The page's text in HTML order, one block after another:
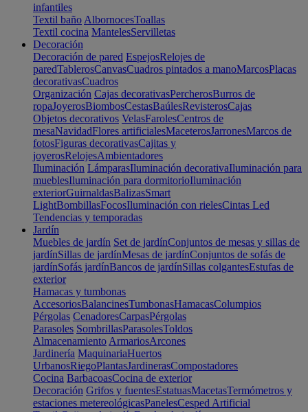
infantiles
Textil baño AlbornocesToallas
Textil cocina MantelesServilletas
Decoración
Decoración de pared EspejosRelojes de
paredTablerosCanvasCuadros pintados a manoMarcosPlacas
decorativasCuadros
Organización Cajas decorativasPercherosBurros de
ropaJoyerosBiombosCestasBaúlesRevisterosCajas
Objetos decorativos VelasFarolesCentros de
mesaNavidadFlores artificialesMaceterosJarronesMarcos de
fotosFiguras decorativasCajitas y
joyerosRelojesAmbientadores
Iluminación LámparasIluminación decorativaIluminación para
mueblesIluminación para dormitorioIluminación
exteriorGuirnaldasBalizasSmart
LightBombillasFocosIluminación con rielesCintas Led
Tendencias y temporadas
Jardín
Muebles de jardín Set de jardínConjuntos de mesas y sillas de
jardínSillas de jardínMesas de jardínConjuntos de sofás de
jardínSofás jardínBancos de jardínSillas colgantesEstufas de
exterior
Hamacas y tumbonas
AccesoriosBalancinesTumbonasHamacasColumpios
Pérgolas CenadoresCarpasPérgolas
Parasoles SombrillasParasolesToldos
Almacenamiento ArmariosArcones
Jardinería MaquinariaHuertos
UrbanosRiegoPlantasJardinerasCompostadores
Cocina BarbacoasCocina de exterior
Decoración Grifos y fuentesEstatuasMacetasTermómetros y
estaciones metereológicasPanelesCesped Artificial